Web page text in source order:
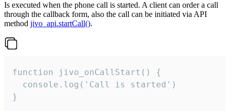
Is executed when the phone call is started. A client can order a call
through the callback form, also the call can be initiated via API
method jivo_api.startCall().
function jivo_onCallStart() {
  console.log('Call is started')
}